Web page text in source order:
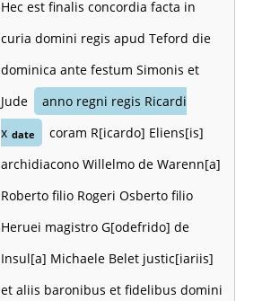
Hec est finalis concordia facta in
curia domini regis apud Teford die
dominica ante festum Simonis et
Jude
anno regni regis Ricardi
x date
coram R[icardo] Eliens[is]
archidiacono Willelmo de Warenn[a]
Roberto filio Rogeri Osberto filio
Heruei magistro G[odefrido] de
Insul[a] Michaele Belet justic[iariis]
et aliis baronibus et fidelibus domini